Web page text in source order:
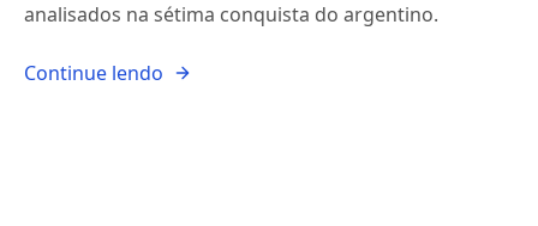
analisados na sétima conquista do argentino.
Continue lendo